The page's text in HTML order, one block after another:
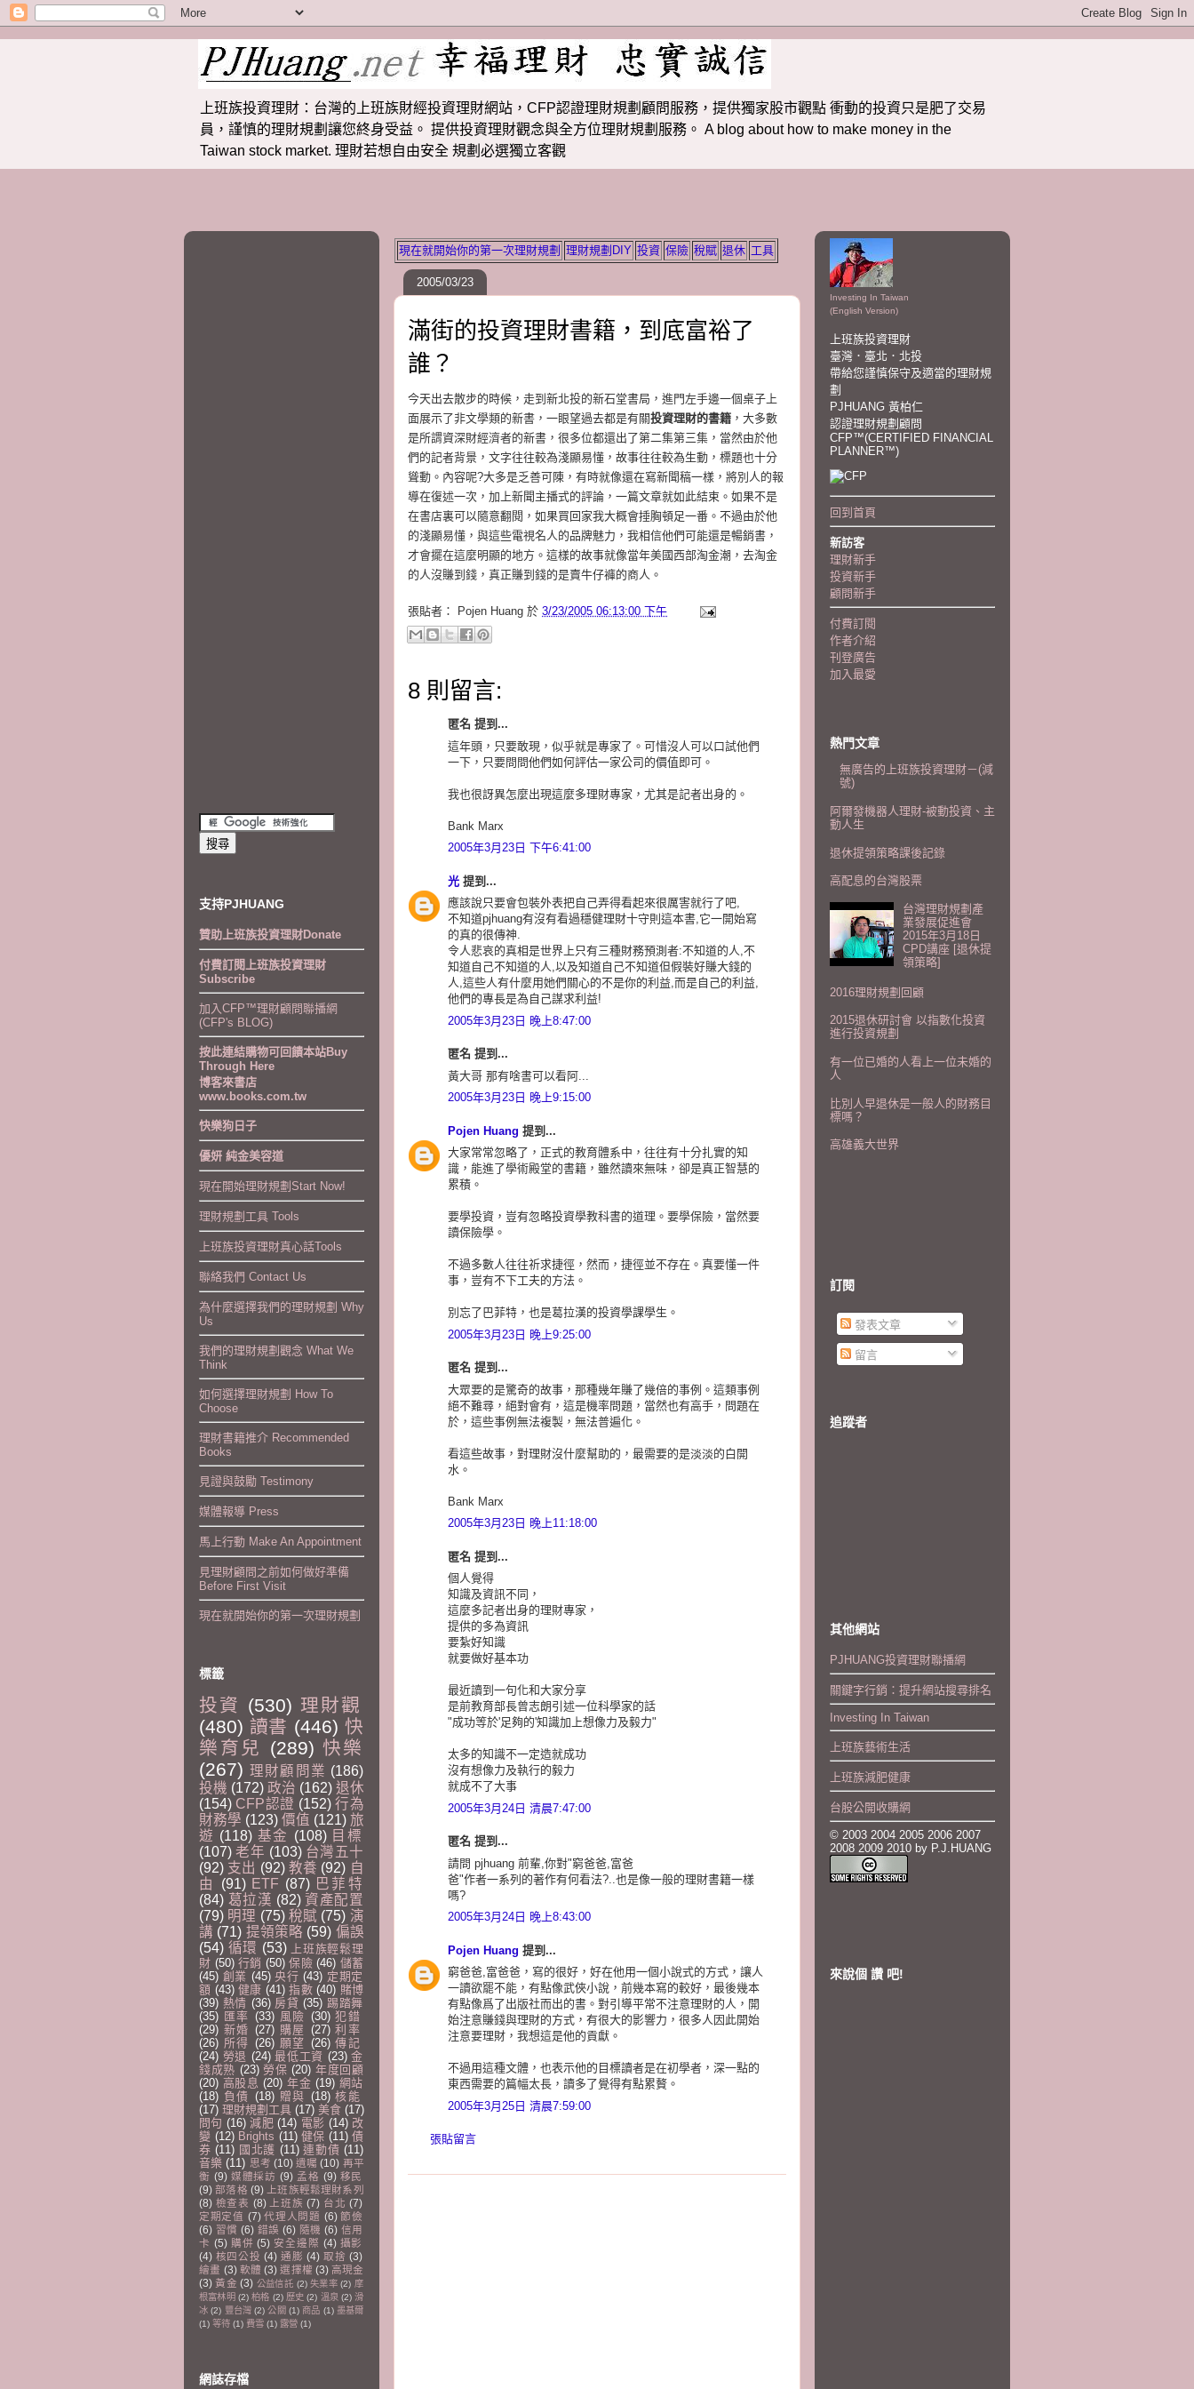
上班族投資理財：台灣的上班族財經投資理財網站，CFP認證理財規劃顧問服務，提供獨家股市觀點 衝動的投資只是肥了交易
員，謹慎的理財規劃讓您終身受益。 提供投資理財觀念與全方位理財規劃服務。 A blog about how to make money in the
Taiwan stock market. 理財若想自由安全 規劃必選獨立客觀
現在就開始你的第一次理財規劃 理財規劃DIY 投資 保險 稅賦 退休 工具
2005/03/23
滿街的投資理財書籍，到底富裕了
誰？
今天出去散步的時候，走到新北投的新石堂書局，進門左手邊一個桌子上
面展示了非文學類的新書，一眼望過去都是有關投資理財的書籍 ，大多數
是所謂資深財經濟者的新書，很多位都還出了第二集第三集，當然由於他
們的記者背景，文字往往較為淺顯易懂，故事往往較為生動，標題也十分
聳動。內容呢?大多是乏善可陳，有時就像還在寫新聞稿一樣，將別人的報
導在復述一次，加上新聞主播式的評論，一篇文章就如此結束。如果不是
在書店裏可以隨意翻閱，如果買回家我大概會捶胸頓足一番。不過由於他
的淺顯易懂，與這些電視名人的品牌魅力，我相信他們可能還是暢銷書，
才會擺在這麼明顯的地方。這樣的故事就像當年美國西部淘金潮，去淘金
的人沒賺到錢，真正賺到錢的是賣牛仔褲的商人。
張貼者： Pojen Huang 於 3/23/2005 06:13:00 下午
8 則留言:
匿名 提到...
這年頭，只要敢現，似乎就是專家了。可惜沒人可以口試他們
一下，只要問問他們如何評估一家公司的價值即可。
我也很訝異怎麼出現這麼多理財專家，尤其是記者出身的。
Bank Marx
2005年3月23日 下午6:41:00
光 提到...
應該說只要會包裝外表把自己弄得看起來很厲害就行了吧,
不知道pjhuang有沒有看過穩健理財十守則這本書,它一開始寫
的真的很傳神.
令人悲哀的真相是世界上只有三種財務預測者:不知道的人,不
知道自己不知道的人,以及知道自己不知道但假裝好賺大錢的
人,這些人有什麼用她們關心的不是你的利益,而是自己的利益,
他們的專長是為自己謀求利益!
2005年3月23日 晚上8:47:00
匿名 提到...
黃大哥 那有啥書可以看阿...
2005年3月23日 晚上9:15:00
Pojen Huang 提到...
大家常常忽略了，正式的教育體系中，往往有十分扎實的知
識，能進了學術殿堂的書籍，雖然讀來無味，卻是真正智慧的
累積。
要學投資，豈有忽略投資學教科書的道理。要學保險，當然要
讀保險學。
不過多數人往往祈求捷徑，然而，捷徑並不存在。真要懂一件
事，豈有不下工夫的方法。
別忘了巴菲特，也是葛拉漢的投資學課學生。
2005年3月23日 晚上9:25:00
匿名 提到...
大眾要的是驚奇的故事，那種幾年賺了幾倍的事例。這類事例
絕不難尋，絕對會有，這是機率問題，當然也有高手，問題在
於，這些事例無法複製，無法普遍化。
看這些故事，對理財沒什麼幫助的，最需要的是淡淡的白開
水。
Bank Marx
2005年3月23日 晚上11:18:00
匿名 提到...
個人覺得
知識及資訊不同，
這麼多記者出身的理財專家，
提供的多為資訊
要紮好知識
就要做好基本功
最近讀到一句化和大家分享
是前教育部長曾志朗引述一位科學家的話
"成功等於'足夠的'知識加上想像力及毅力"
太多的知識不一定造就成功
沒有想像力及執行的毅力
就成不了大事
2005年3月24日 清晨7:47:00
匿名 提到...
請問 pjhuang 前輩,你對"窮爸爸,富爸
爸"作者一系列的著作有何看法?..也是像一般的理財書籍一樣
嗎?
2005年3月24日 晚上8:43:00
Pojen Huang 提到...
窮爸爸,富爸爸，寫的很好，好在他用一個小說式的方式，讓人
一讀欲罷不能，有點像武俠小說，前幾本寫的較好，最後幾本
有點像爲了出版社而出的書。對引導平常不注意理財的人，開
始注意賺錢與理財的方式，有很大的影響力，很多人因此開始
注意要理財，我想這是他的貢獻。
不過用這種文體，也表示他的目標讀者是在初學者，深一點的
東西需要的篇幅太長，讀多了覺得有點累贅。
2005年3月25日 清晨7:59:00
張貼留言
支持PJHUANG
贊助上班族投資理財Donate
付費訂閱上班族投資理財
Subscribe
加入CFP™理財顧問聯播網
(CFP's BLOG)
按此連結購物可回饋本站Buy
Through Here
博客來書店
www.books.com.tw
快樂狗日子
優妍 純金美容道
現在開始理財規劃Start Now!
理財規劃工具 Tools
上班族投資理財真心話Tools
聯絡我們 Contact Us
為什麼選擇我們的理財規劃 Why
Us
我們的理財規劃觀念 What We
Think
如何選擇理財規劃 How To
Choose
理財書籍推介 Recommended
Books
見證與鼓勵 Testimony
媒體報導 Press
馬上行動 Make An Appointment
見理財顧問之前如何做好準備
Before First Visit
現在就開始你的第一次理財規劃
標籤
投資 (530) 理財觀
(480) 讀書 (446) 快
樂育兒
(289) 快樂
(267) 理財顧問業 (186)
投機 (172) 政治 (162) 退休
(154) CFP認證 (152) 行為
財務學 (123) 價值 (121) 旅
遊 (118) 基金 (108) 目標
(107) 老年 (103) 台灣五十
(92) 支出 (92) 教養 (92) 自
由
(91) ETF (87) 巴菲特
(84) 葛拉漢 (82) 資產配置
(79) 明理 (75) 稅賦 (75) 演
講 (71) 提領策略 (59) 偏誤
(54) 循環 (53)
上班族輕鬆理
財 (50) 行銷 (50) 保險 (46) 儲蓄
(45) 創業 (45) 央行 (43) 定期定
額 (43) 健康 (41) 指數 (40) 賭博
(39) 熱情 (36) 房貸 (35) 踢踏舞
(35) 匯率 (33) 風險 (30) 犯錯
(29) 新婚 (27) 購屋 (27) 利率
(26) 所得 (26) 願望 (26) 傳記
(24) 勞退 (24) 最低工資 (23) 金
錢成熟 (23) 勞保 (20) 年度回顧
(20) 高股息 (20) 年金 (19) 網站
(18) 負債 (18) 贈與 (18) 核能
(17) 理財規劃工具 (17) 美食 (17)
問句 (16) 減肥 (14) 電影 (14) 改
變 (12) Brights (11) 健保 (11) 債
券 (11) 國北護 (11) 連動債 (11)
音樂 (11) 思考 (10) 遺囑 (10) 再平
衡 (9) 媒體採訪 (9) 孟格 (9) 移民
(9) 部落格 (9)
上班族輕鬆理財系列
(8) 檢查表 (8) 上班族 (7) 台北 (7)
定期定值 (7) 代理人問題 (6) 節儉
(6) 習慣 (6) 錯誤 (6) 隨機 (6) 信用
卡 (5) 購併 (5) 安全邊際 (4) 攝影
(4) 核四公投 (4) 通膨 (4) 取捨 (3)
繪畫 (3) 軟體 (3) 選擇權 (3) 高現金
(3) 黃金 (3) 公益信託 (2) 失業率 (2) 摩
根富林明 (2) 柏格 (2) 歷史 (2) 溫泉 (2) 滑
冰 (2) 豐台灣 (2) 公關 (1) 商品 (1) 墨基爾
(1) 等待 (1) 費雪 (1) 露營 (1)
網誌存檔
Investing In Taiwan
(English Version)
上班族投資理財
臺灣．臺北．北投
帶給您謹慎保守及適當的理財規
劃
PJHUANG 黃柏仁
認證理財規劃顧問
CFP™(CERTIFIED FINANCIAL
PLANNER™)
回到首頁
新訪客
理財新手
投資新手
顧問新手
付費訂閱
作者介紹
刊登廣告
加入最愛
熱門文章
無廣告的上班族投資理財－(減
號)
阿爾發機器人理財-被動投資、主
動人生
退休提領策略課後記錄
高配息的台灣股票
台灣理財規劃產
業發展促進會
2015年3月18日
CPD講座 [退休提
領策略]
2016理財規劃回顧
2015退休研討會 以指數化投資
進行投資規劃
有一位已婚的人看上一位未婚的
人
比別人早退休是一般人的財務目
標嗎？
高雄義大世界
訂閱
發表文章
留言
追蹤者
其他網站
PJHUANG投資理財聯播網
關鍵字行銷：提升網站搜尋排名
Investing In Taiwan
上班族藝術生活
上班族減肥健康
台股公開收購網
© 2003 2004 2005 2006 2007
2008 2009 2010 by P.J.HUANG
來說個 讚 吧!